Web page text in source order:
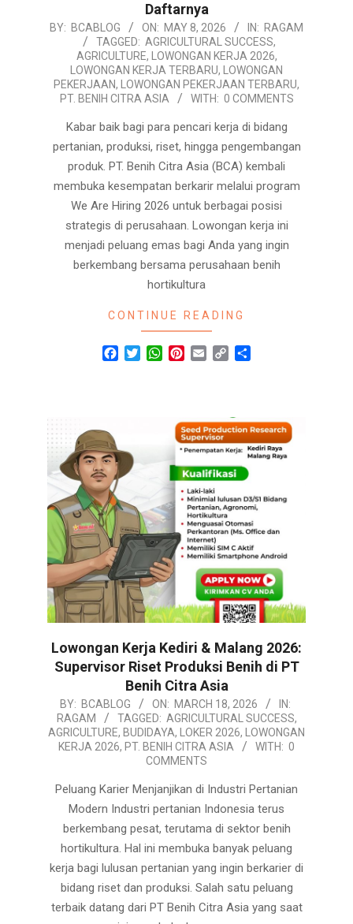
Daftarnya
2026-
BY: BCABLOG ON: MAY 8, 2026 IN: RAGAM
TAGGED: AGRICULTURAL SUCCESS,
AGRICULTURE, LOWONGAN KERJA 2026,
LOWONGAN KERJA TERBARU, LOWONGAN
PEKERJAAN, LOWONGAN PEKERJAAN TERBARU,
PT. BENIH CITRA ASIA
WITH: 0 COMMENTS
Kabar baik bagi para pencari kerja di bidang
pertanian, produksi, riset, hingga pengembangan
produk. PT. Benih Citra Asia (BCA) kembali
membuka kesempatan berkarir melalui program
We Are Hiring 2026 untuk berbagai posisi
strategis di perusahaan. Lowongan kerja ini
menjadi peluang emas bagi Anda yang ingin
berkembang bersama perusahaan benih
hortikultura
CONTINUE READING
Facebook
TwitterWhatsApp
Pinterest
Email Copy
Lowongan Kerja Kediri & Malang 2026:
Supervisor Riset Produksi Benih di PT
Benih Citra Asia
2026-
03-
18
BY: BCABLOG ON: MARCH 18, 2026
IN:
RAGAM
TAGGED: AGRICULTURAL SUCCESS,
AGRICULTURE, BUDIDAYA, LOKER 2026, LOWONGAN
KERJA 2026, PT. BENIH CITRA ASIA WITH: 0
COMMENTS
Peluang Karier Menjanjikan di Industri Pertanian
Modern Industri pertanian Indonesia terus
berkembang pesat, terutama di sektor benih
hortikultura. Hal ini membuka banyak peluang
kerja bagi lulusan pertanian yang ingin berkarier di
bidang riset dan produksi. Salah satu peluang
terbaik datang dari PT Benih Citra Asia yang saat